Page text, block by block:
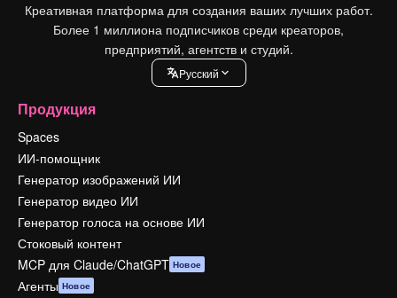
Креативная платформа для создания ваших лучших работ.
Более 1 миллиона подписчиков среди креаторов,
предприятий, агентств и студий.
Pусский
Продукция
Spaces
ИИ-помощник
Генератор изображений ИИ
Генератор видео ИИ
Генератор голоса на основе ИИ
Стоковый контент
MCP для Claude/ChatGPT Новое
Агенты Новое